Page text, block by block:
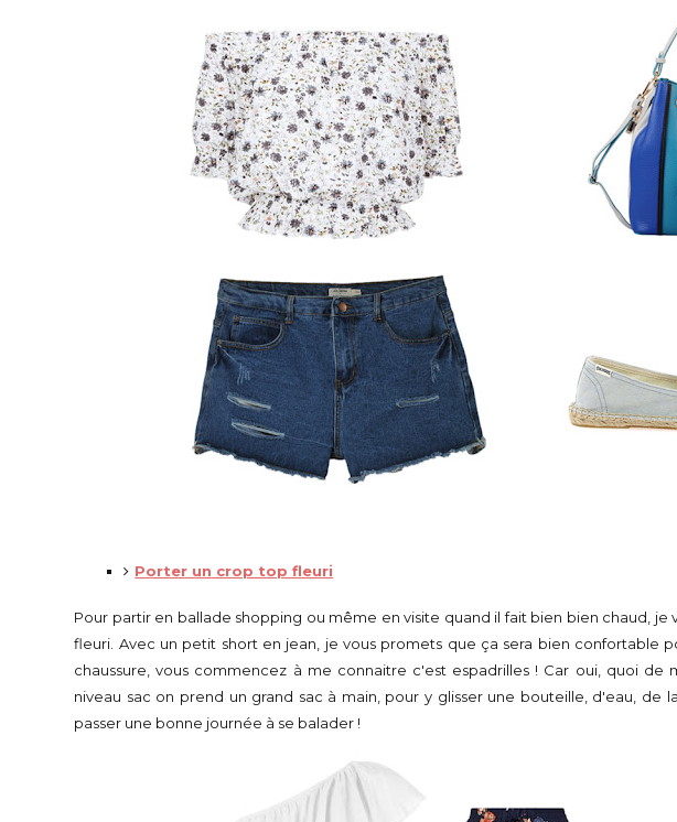
Porter un crop top fleuri
Pour partir en ballade shopping ou même en visite quand il fait bien bien chaud,
fleuri. Avec un petit short en jean, je vous promets que ça sera bien confortable
chaussure, vous commencez à me connaitre c'est espadrilles ! Car oui, quoi de
niveau sac on prend un grand sac à main, pour y glisser une bouteille, d'eau, de
passer une bonne journée à se balader !